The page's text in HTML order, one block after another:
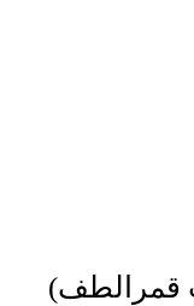
قمرالطف)